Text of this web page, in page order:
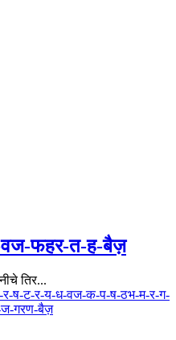
फहर-त-ह-बैज़
तिर...